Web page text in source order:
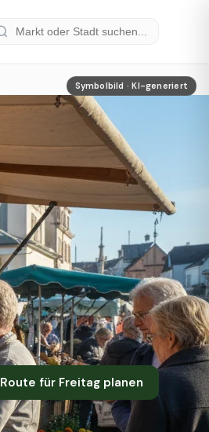
Symbolbild · KI-generiert
Route für Freitag planen